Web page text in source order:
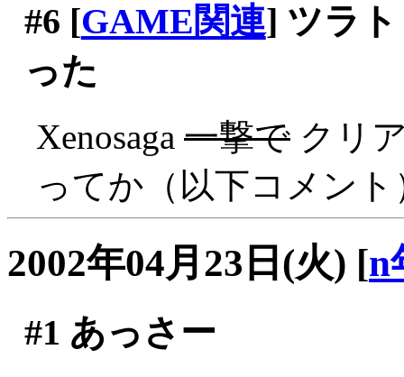
#6 [GAME関連] ツラ
った
Xenosaga 一撃で クリ
ってか（以下コメント
2002年04月23日(火) [n
#1 あっさー